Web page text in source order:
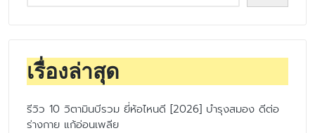
เรื่องล่าสุด
รีวิว 10 วิตามินบีรวม ยี่ห้อไหนดี [2026] บำรุงสมอง ดีต่อ
ร่างกาย แก้อ่อนเพลีย